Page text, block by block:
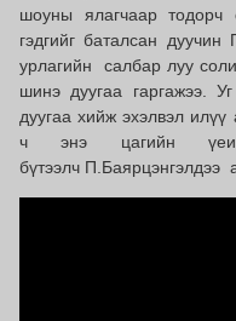
шоуны ялагчаар тодорч
гэдгийг баталсан дуучин
урлагийн салбар луу
шинэ дуугаа гаргажээ.
дуугаа хийж эхэлвэл
ч энэ цагийн
бүтээлч П.Баярцэнгэлдээ